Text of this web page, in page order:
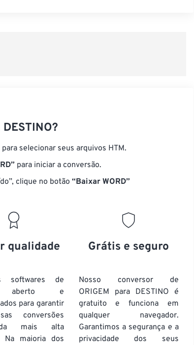
para selecionar seus arquivos HTM.
para iniciar a conversão.
clique no botão “Baixar WORD”
qualidade
softwares de
aberto e
para garantir
conversões
mais alta
Na maioria dos
Grátis e seguro
Nosso conversor de
ORIGEM para DESTINO é
gratuito e funciona em
qualquer navegador.
Garantimos a segurança e a
privacidade dos seus